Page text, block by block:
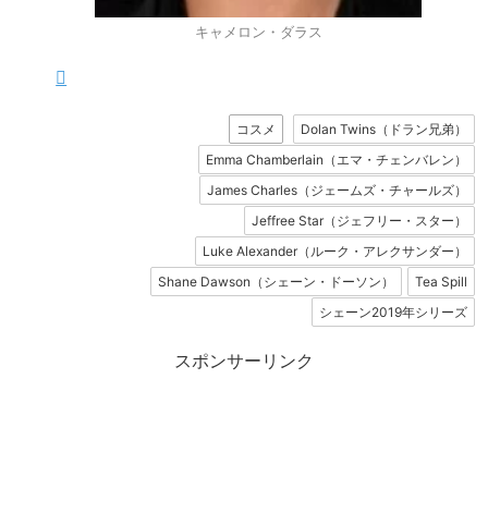
キャメロン・ダラス
コスメ
Dolan Twins（ドラン兄弟）
Emma Chamberlain（エマ・チェンバレン）
James Charles（ジェームズ・チャールズ）
Jeffree Star（ジェフリー・スター）
Luke Alexander（ルーク・アレクサンダー）
Shane Dawson（シェーン・ドーソン）
Tea Spill
シェーン2019年シリーズ
スポンサーリンク